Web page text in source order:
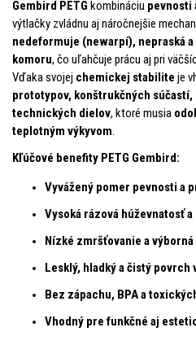
Gembird PETG kombináciu pevnosti
výtlačky zvládnu aj náročnejšie
nedeformuje (newarpí), nepraská
komoru, čo uľahčuje prácu aj pri
Vďaka svojej chemickej stabilite je
prototypov, konštrukčných
technických dielov, ktoré musia
teplotným výkyvom.
Kľúčové benefity PETG Gembird:
Vyvážený pomer pevnosti a
Vysoká rázová húževnatosť
Nízké zmršťovanie a
Lesklý, hladký a čistý povrch
Bez zápachu, BPA a
Vhodný pre funkčné aj